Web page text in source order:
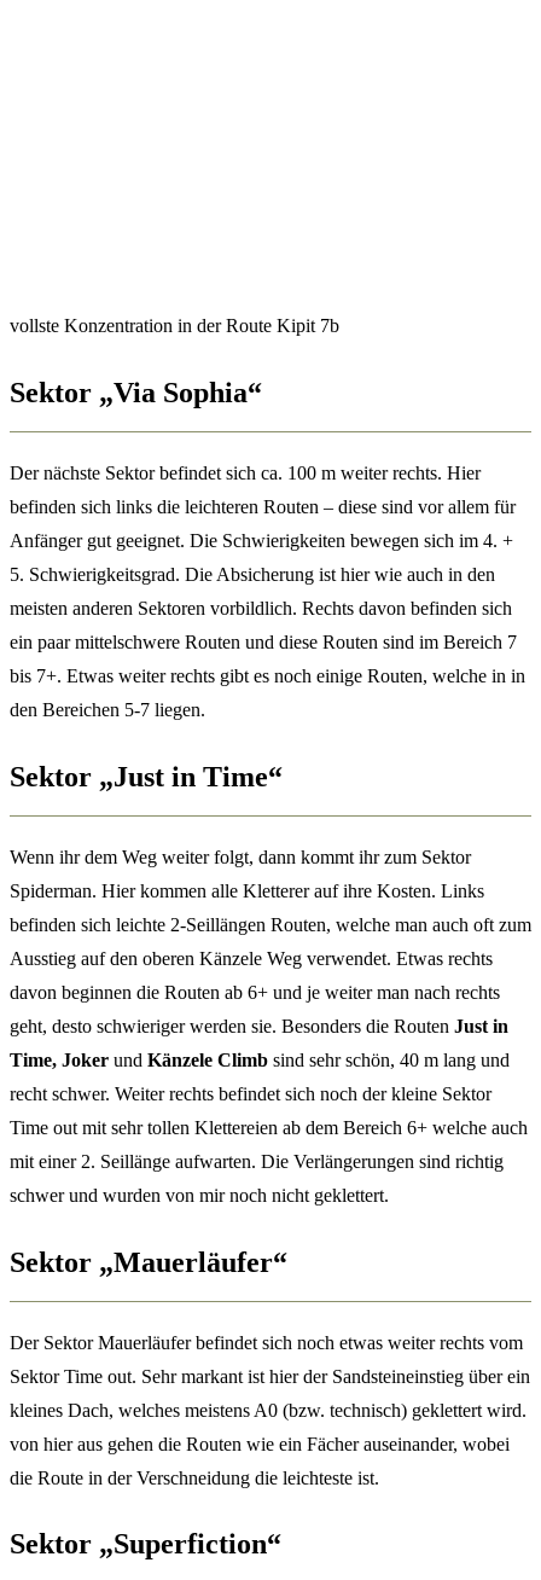
vollste Konzentration in der Route Kipit 7b
Sektor „Via Sophia“
Der nächste Sektor befindet sich ca. 100 m weiter rechts. Hier
befinden sich links die leichteren Routen – diese sind vor allem für
Anfänger gut geeignet. Die Schwierigkeiten bewegen sich im 4. +
5. Schwierigkeitsgrad. Die Absicherung ist hier wie auch in den
meisten anderen Sektoren vorbildlich. Rechts davon befinden sich
ein paar mittelschwere Routen und diese Routen sind im Bereich 7
bis 7+. Etwas weiter rechts gibt es noch einige Routen, welche in in
den Bereichen 5-7 liegen.
Sektor „Just in Time“
Wenn ihr dem Weg weiter folgt, dann kommt ihr zum Sektor
Spiderman. Hier kommen alle Kletterer auf ihre Kosten. Links
befinden sich leichte 2-Seillängen Routen, welche man auch oft zum
Ausstieg auf den oberen Känzele Weg verwendet. Etwas rechts
davon beginnen die Routen ab 6+ und je weiter man nach rechts
geht, desto schwieriger werden sie. Besonders die Routen Just in
Time, Joker und Känzele Climb sind sehr schön, 40 m lang und
recht schwer. Weiter rechts befindet sich noch der kleine Sektor
Time out mit sehr tollen Klettereien ab dem Bereich 6+ welche auch
mit einer 2. Seillänge aufwarten. Die Verlängerungen sind richtig
schwer und wurden von mir noch nicht geklettert.
Sektor „Mauerläufer“
Der Sektor Mauerläufer befindet sich noch etwas weiter rechts vom
Sektor Time out. Sehr markant ist hier der Sandsteineinstieg über ein
kleines Dach, welches meistens A0 (bzw. technisch) geklettert wird.
von hier aus gehen die Routen wie ein Fächer auseinander, wobei
die Route in der Verschneidung die leichteste ist.
Sektor „Superfiction“